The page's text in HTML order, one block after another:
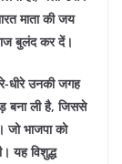
माता की जय
बुलंद कर दें।
धीरे उनकी जगह
बना ली है, जिससे
जो भाजपा को
यह विशुद्ध